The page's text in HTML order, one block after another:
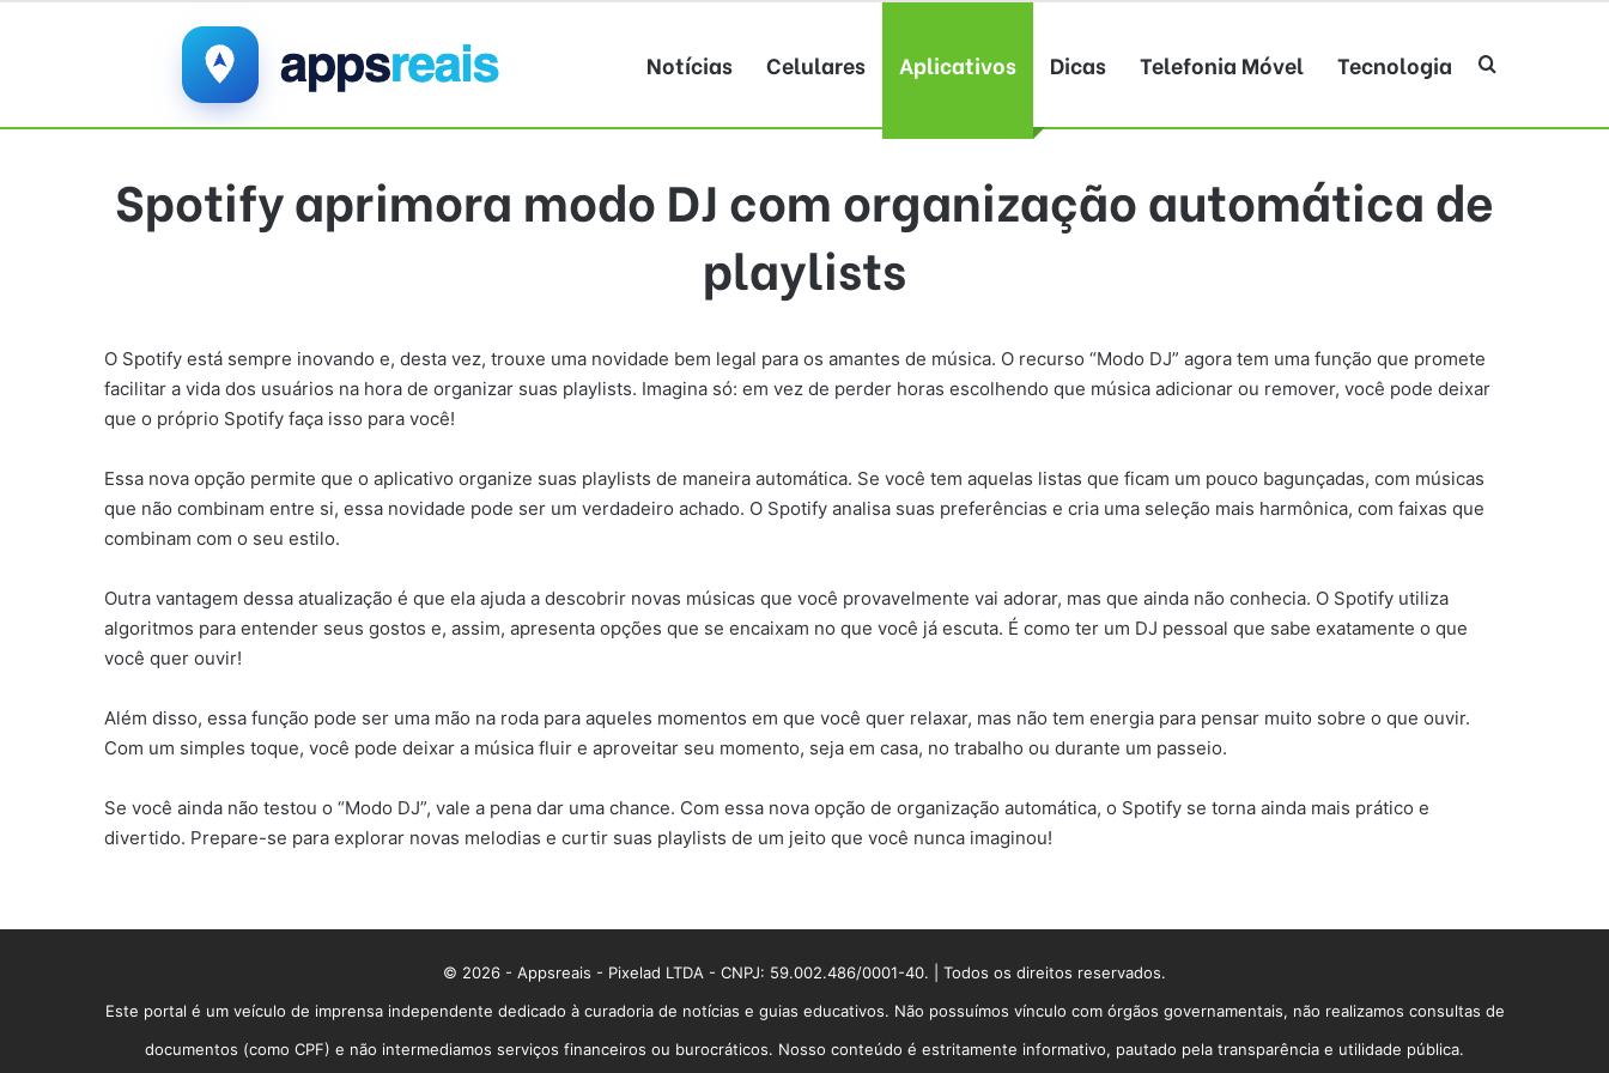
Notícias Celulares Aplicativos Dicas Telefonia Móvel Tecnologia Procurar por
Spotify aprimora modo DJ com organização automática de
playlists
O Spotify está sempre inovando e, desta vez, trouxe uma novidade bem legal para os amantes de música. O recurso “Modo DJ” agora tem uma função que promete
facilitar a vida dos usuários na hora de organizar suas playlists. Imagina só: em vez de perder horas escolhendo que música adicionar ou remover, você pode deixar
que o próprio Spotify faça isso para você!
Essa nova opção permite que o aplicativo organize suas playlists de maneira automática. Se você tem aquelas listas que ficam um pouco bagunçadas, com músicas
que não combinam entre si, essa novidade pode ser um verdadeiro achado. O Spotify analisa suas preferências e cria uma seleção mais harmônica, com faixas que
combinam com o seu estilo.
Outra vantagem dessa atualização é que ela ajuda a descobrir novas músicas que você provavelmente vai adorar, mas que ainda não conhecia. O Spotify utiliza
algoritmos para entender seus gostos e, assim, apresenta opções que se encaixam no que você já escuta. É como ter um DJ pessoal que sabe exatamente o que
você quer ouvir!
Além disso, essa função pode ser uma mão na roda para aqueles momentos em que você quer relaxar, mas não tem energia para pensar muito sobre o que ouvir.
Com um simples toque, você pode deixar a música fluir e aproveitar seu momento, seja em casa, no trabalho ou durante um passeio.
Se você ainda não testou o “Modo DJ”, vale a pena dar uma chance. Com essa nova opção de organização automática, o Spotify se torna ainda mais prático e
divertido. Prepare-se para explorar novas melodias e curtir suas playlists de um jeito que você nunca imaginou!
© 2026 - Appsreais - Pixelad LTDA - CNPJ: 59.002.486/0001-40. | Todos os direitos reservados.
Este portal é um veículo de imprensa independente dedicado à curadoria de notícias e guias educativos. Não possuímos vínculo com órgãos governamentais, não realizamos consultas de
documentos (como CPF) e não intermediamos serviços financeiros ou burocráticos. Nosso conteúdo é estritamente informativo, pautado pela transparência e utilidade pública.